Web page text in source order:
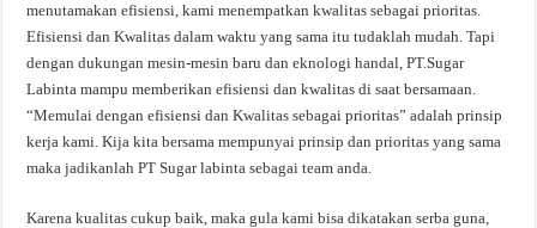
menutamakan efisiensi, kami menempatkan kwalitas sebagai prioritas.
Efisiensi dan Kwalitas dalam waktu yang sama itu tudaklah mudah. Tapi
dengan dukungan mesin-mesin baru dan eknologi handal, PT.Sugar
Labinta mampu memberikan efisiensi dan kwalitas di saat bersamaan.
“Memulai dengan efisiensi dan Kwalitas sebagai prioritas” adalah prinsip
kerja kami. Kija kita bersama mempunyai prinsip dan prioritas yang sama
maka jadikanlah PT Sugar labinta sebagai team anda.
Karena kualitas cukup baik, maka gula kami bisa dikatakan serba guna,